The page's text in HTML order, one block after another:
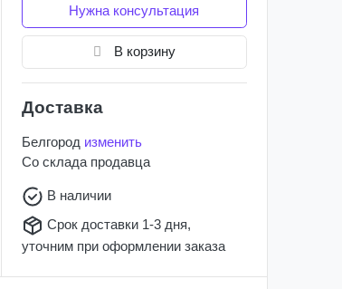
Нужна консультация
В корзину
Доставка
Белгород изменить
Со склада продавца
В наличии
Срок доставки 1-3 дня,
уточним при оформлении заказа